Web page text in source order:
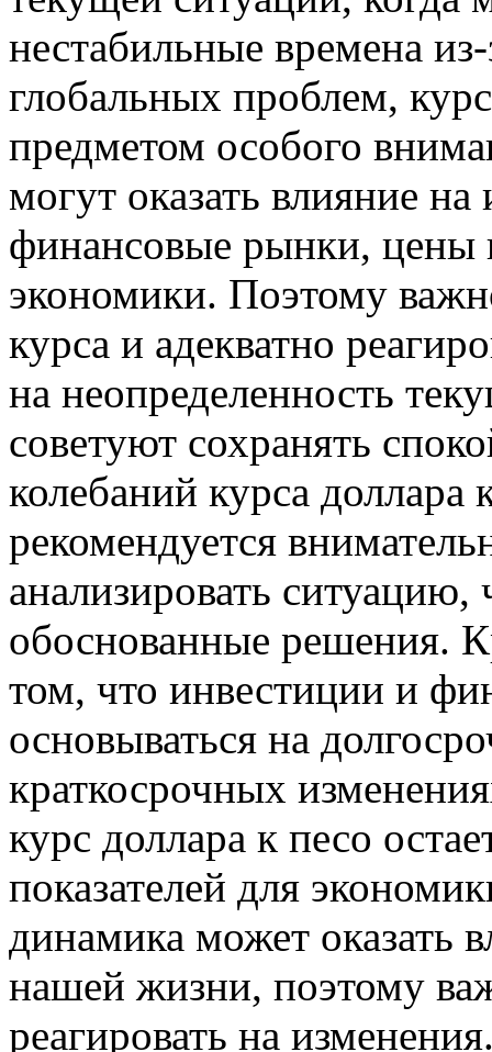
нестабильные времена
глобальных проблем,
предметом особого
могут оказать влияние
финансовые рынки, цены
экономики. Поэтому
курса и адекватно
на неопределенность
советуют сохранять
колебаний курса доллара
рекомендуется
анализировать
обоснованные решения.
том, что инвестиции и
основываться на
краткосрочных
курс доллара к песо
показателей для
динамика может оказать
нашей жизни, поэтому
реагировать на